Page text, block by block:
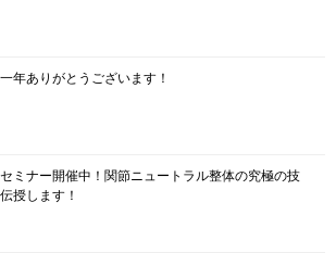
年ありがとうございます！
ミナー開催中！関節ニュートラル整体の究極の技
授します！